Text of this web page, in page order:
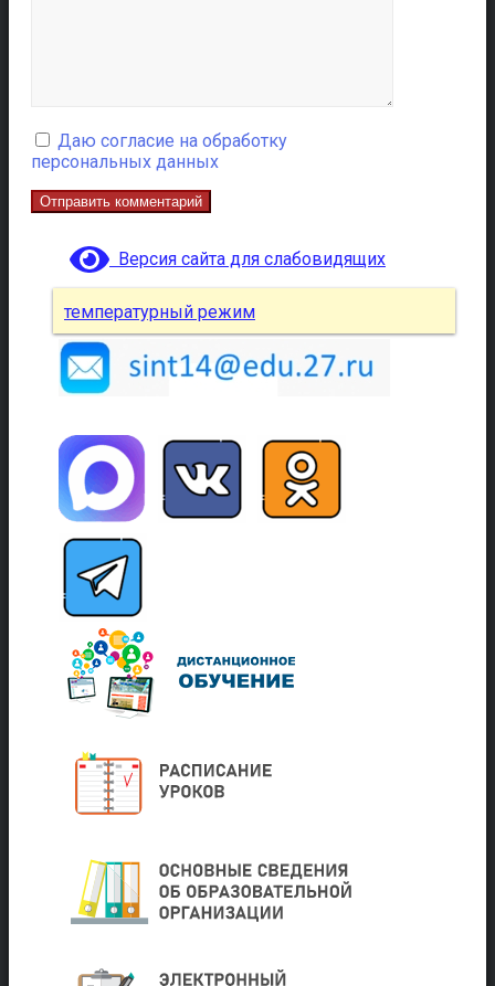
Даю согласие на обработку
персональных данных
Версия сайта для слабовидящих
температурный режим